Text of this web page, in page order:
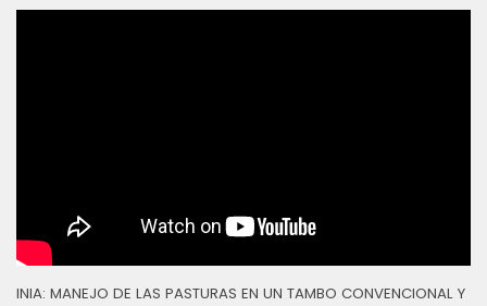
INIA: MANEJO DE LAS PASTURAS EN UN TAMBO CONVENCIONAL Y